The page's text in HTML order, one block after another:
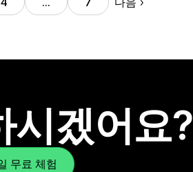
시겠어요?
무료 체험